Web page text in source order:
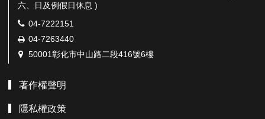
六、日及例假日休息 )
電
話：
04-7222151
傳
真：
04-7263440
地
50001彰化市中山路二段416號6樓
著作權聲明
隱私權政策